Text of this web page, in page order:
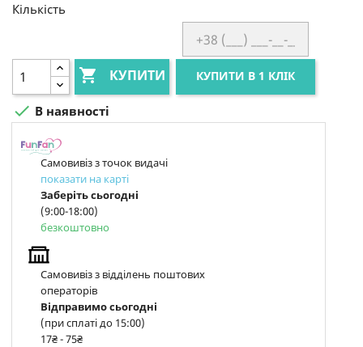
Кількість
 КУПИТИ КУПИТИ В 1 КЛІК
 В наявності
Самовивіз з точок видачі
показати на карті
Заберіть сьогодні
(9:00-18:00)
безкоштовно
Самовивіз з відділень поштових
операторів
Відправимо сьогодні
(при сплаті до 15:00)
17₴ - 75₴